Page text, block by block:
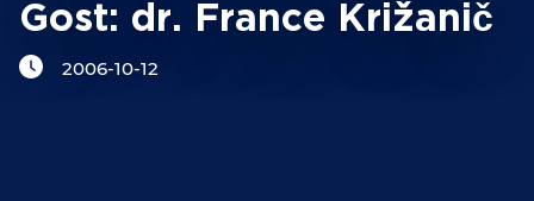
AmCham YOUNG Open
Gost: dr. France Križanič
2006-10-12